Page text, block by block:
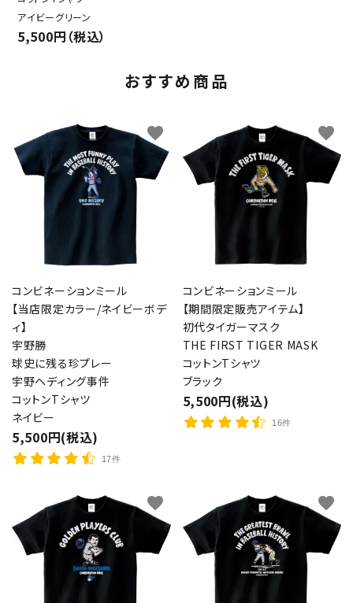
アイビーグリーン
5,500円（税込）
おすすめ商品
コンビネーションミール
【当店限定カラー/ネイビーボデ
ィ】
宇野勝
球史に残る珍プレー
宇野ヘディング事件
コットンTシャツ
ネイビー
5,500円(税込)
17件
favorite
コンビネーションミール
【期間限定販売アイテム】
初代タイガーマスク
THE FIRST TIGER MASK
コットンTシャツ
ブラック
5,500円(税込)
16件
favorite
favorite favorite